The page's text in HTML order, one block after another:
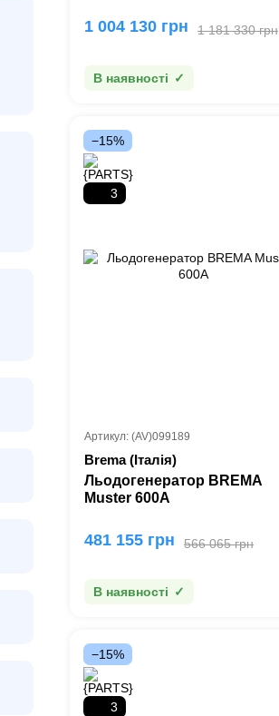
1 181 330 грн
1 004 130 грн
В наявності
−15%
3
Артикул: (AV)099189
Brema (Італія)
Льодогенератор BREMA
Muster 600A
566 065 грн
481 155 грн
В наявності
−15%
3